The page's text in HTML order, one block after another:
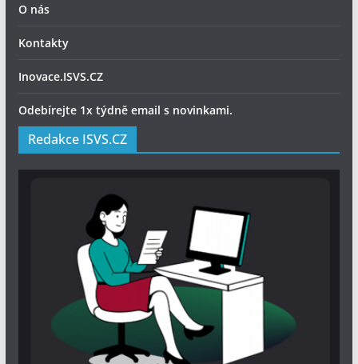
O nás
Kontakty
Inovace.ISVS.CZ
Odebírejte 1x týdně email s novinkami.
Redakce ISVS.CZ